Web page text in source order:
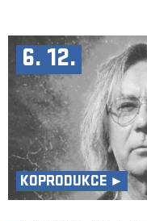
6. 12.
KOPRODUKCE ►